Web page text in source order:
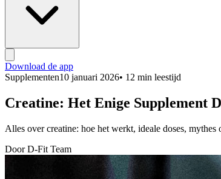
Download de app
Supplementen10 januari 2026• 12 min leestijd
Creatine: Het Enige Supplement
Alles over creatine: hoe het werkt, ideale doses,
Door D-Fit Team